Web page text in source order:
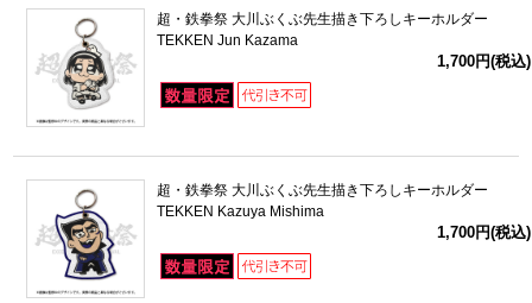
超・鉄拳祭 大川ぶくぶ先生描き下ろしキーホルダー
TEKKEN Jun Kazama
1,700円(税込)
超・鉄拳祭 大川ぶくぶ先生描き下ろしキーホルダー
TEKKEN Kazuya Mishima
1,700円(税込)